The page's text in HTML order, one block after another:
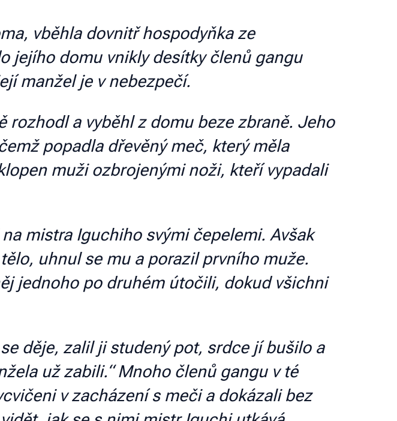
vběhla dovnitř hospodyňka ze
jejího domu vnikly desítky členů gangu
manžel je v nebezpečí.
rozhodl a vyběhl z domu beze zbraně. Jeho
popadla dřevěný meč, který měla
muži ozbrojenými noži, kteří vypadali
mistra Iguchiho svými čepelemi. Avšak
uhnul se mu a porazil prvního muže.
jednoho po druhém útočili, dokud všichni
děje, zalil ji studený pot, srdce jí bušilo a
už zabili.“ Mnoho členů gangu v té
v zacházení s meči a dokázali bez